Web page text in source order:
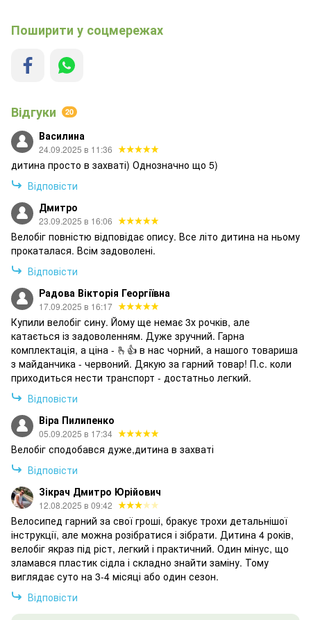
Поширити у соцмережах
Відгуки 20
Василина
24.09.2025 в 11:36
дитина просто в захваті) Однозначно що 5)
Відповісти
Дмитро
23.09.2025 в 16:06
Велобіг повністю відповідає опису. Все літо дитина на ньому
прокаталася. Всім задоволені.
Відповісти
Радова Вікторія Георгіївна
17.09.2025 в 16:17
Купили велобіг сину. Йому ще немає 3х рочків, але
катається із задоволенням. Дуже зручний. Гарна
комплектація, а ціна - 🫰👍 в нас чорний, а нашого товариша
з майданчика - червоний. Дякую за гарний товар! П.с. коли
приходиться нести транспорт - достатньо легкий.
Відповісти
Віра Пилипенко
05.09.2025 в 17:34
Велобіг сподобався дуже,дитина в захваті
Відповісти
Зікрач Дмитро Юрійович
12.08.2025 в 09:42
Велосипед гарний за свої гроші, бракує трохи детальнішої
інструкції, але можна розібратися і зібрати. Дитина 4 років,
велобіг якраз під ріст, легкий і практичний. Один мінус, що
зламався пластик сідла і складно знайти заміну. Тому
виглядає суто на 3-4 місяці або один сезон.
Відповісти